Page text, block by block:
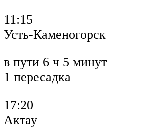
11:15
Усть-Каменогорск
в пути 6 ч 5 минут
1 пересадка
17:20
Актау